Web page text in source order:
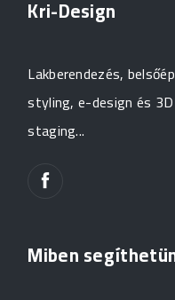
Kri-Design
Lakberendezés,
styling, e-design és
staging...
Miben